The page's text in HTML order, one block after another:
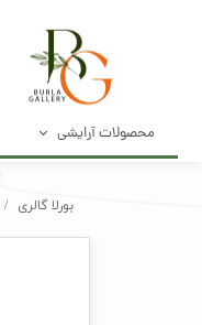
محصولات آرایشی
آرایش چشم و مژه
بورلا گالری